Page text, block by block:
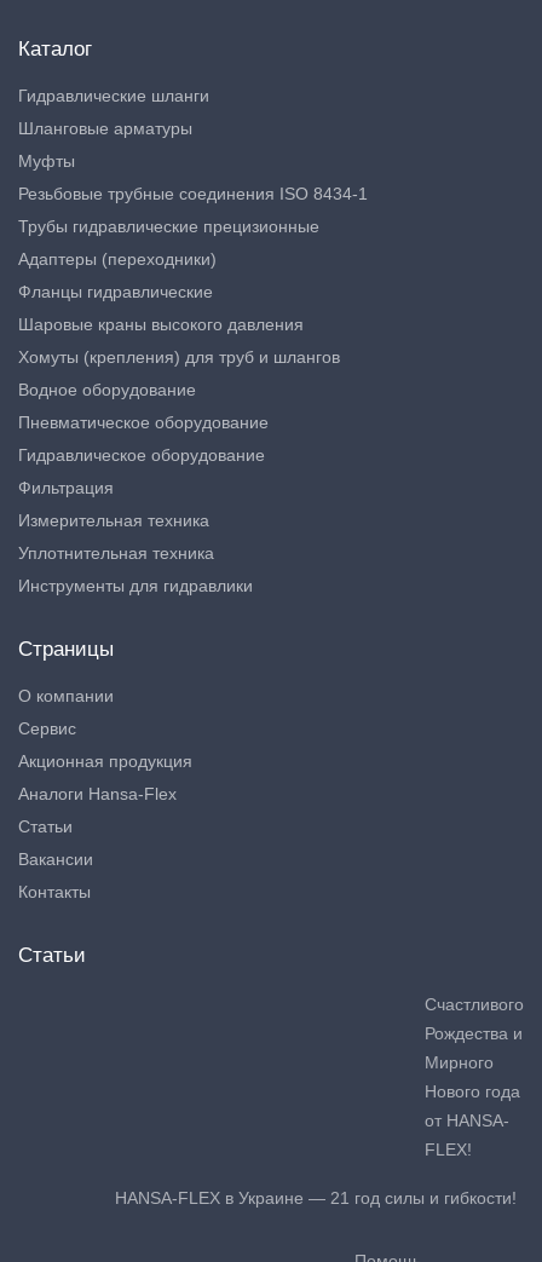
Каталог
Гидравлические шланги
Шланговые арматуры
Муфты
Резьбовые трубные соединения ISO 8434-1
Трубы гидравлические прецизионные
Адаптеры (переходники)
Фланцы гидравлические
Шаровые краны высокого давления
Хомуты (крепления) для труб и шлангов
Водное оборудование
Пневматическое оборудование
Гидравлическое оборудование
Фильтрация
Измерительная техника
Уплотнительная техника
Инструменты для гидравлики
Страницы
О компании
Сервис
Акционная продукция
Аналоги Hansa-Flex
Статьи
Вакансии
Контакты
Статьи
Счастливого
Рождества и
Мирного
Нового года
от HANSA-
FLEX!
HANSA-FLEX в Украине — 21 год силы и гибкости!